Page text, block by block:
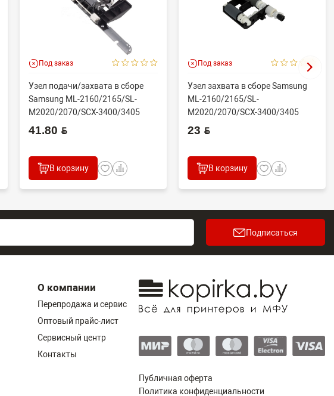
Под заказ
Узел подачи/захвата в сборе
Samsung ML-2160/2165/SL-
M2020/2070/SCX-3400/3405
(совм) J...
41.80 BYN
В корзину
Под заказ
Узел захвата в сборе Samsung
ML-2160/2165/SL-
M2020/2070/SCX-3400/3405
(совм) JC93-005...
23 BYN
В корзину
Подписаться
О компании
Перепродажа и сервис
Оптовый прайс-лист
Сервисный центр
Контакты
Публичная оферта
Политика конфиденциальности